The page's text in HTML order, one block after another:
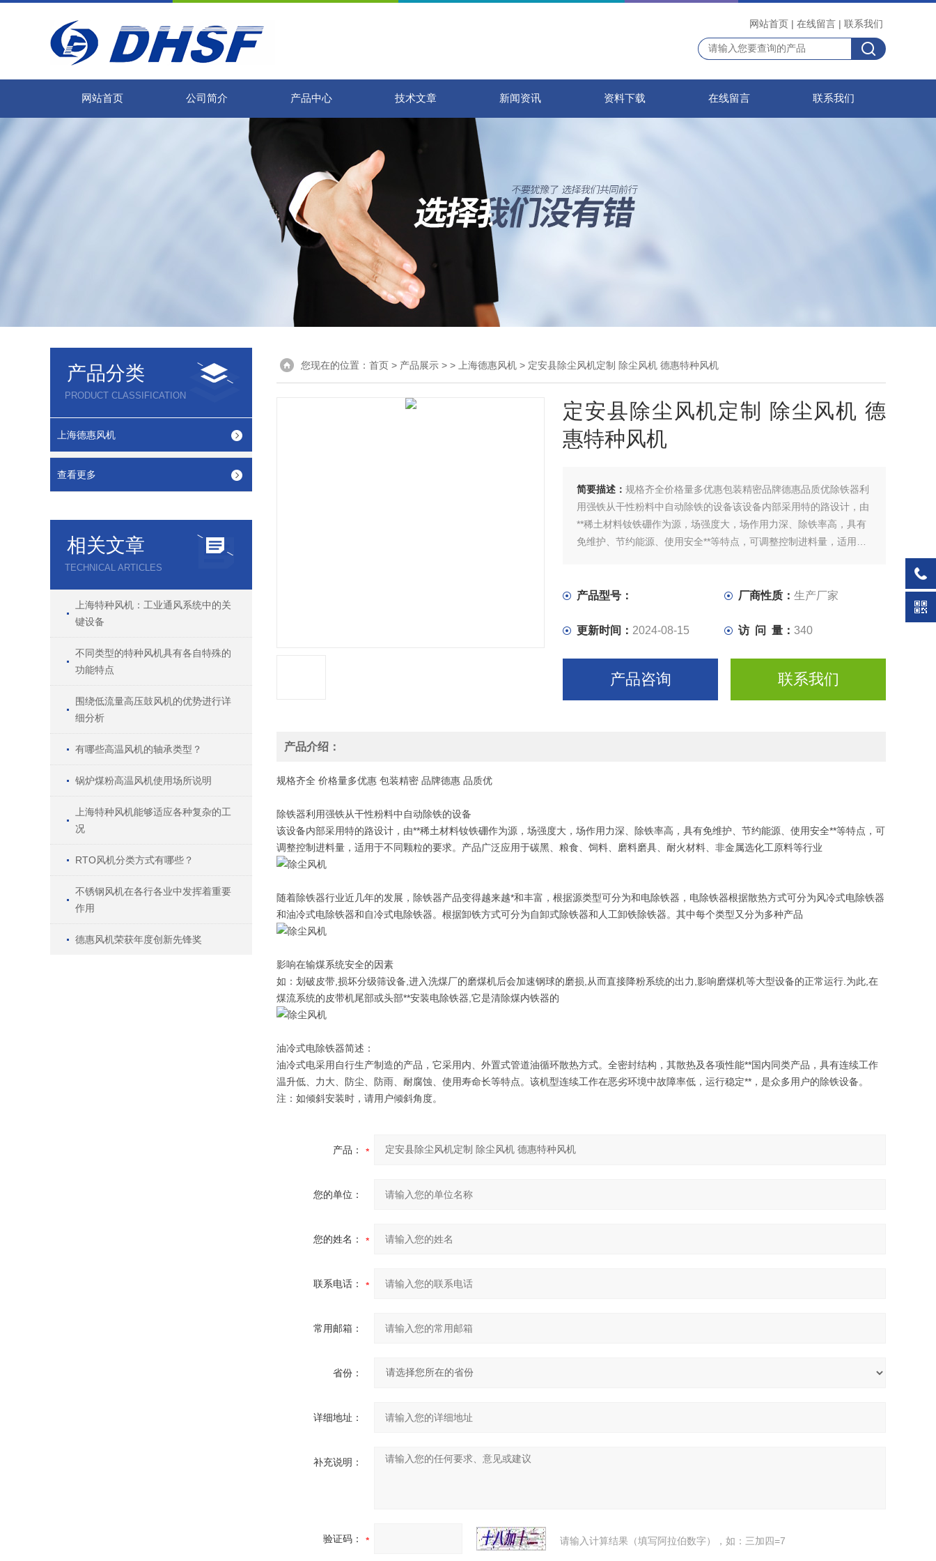
网站首页 | 在线留言 | 联系我们
网站首页 公司简介 产品中心 技术文章 新闻资讯 资料下载 在线留言 联系我们
产品分类
PRODUCT CLASSIFICATION
上海德惠风机
查看更多
相关文章
TECHNICAL ARTICLES
上海特种风机：工业通风系统中的关
键设备
不同类型的特种风机具有各自特殊的
功能特点
围绕低流量高压鼓风机的优势进行详
细分析
有哪些高温风机的轴承类型？
锅炉煤粉高温风机使用场所说明
上海特种风机能够适应各种复杂的工
况
RTO风机分类方式有哪些？
不锈钢风机在各行各业中发挥着重要
作用
德惠风机荣获年度创新先锋奖
您现在的位置： 首页 > 产品展示 > > 上海德惠风机 > 定安县除尘风机定制 除尘风机 德惠特种风机
定安县除尘风机定制 除尘风机 德
惠特种风机
简要描述：规格齐全价格量多优惠包装精密品牌德惠品质优除铁器利
用强铁从干性粉料中自动除铁的设备该设备内部采用特的路设计，由
**稀土材料钕铁硼作为源，场强度大，场作用力深、除铁率高，具有
免维护、节约能源、使用安全**等特点，可调整控制进料量，适用于
产品型号： 厂商性质：生产厂家
更新时间： 2024-08-15 访 问 量：340
产品咨询 联系我们
产品介绍：
规格齐全 价格量多优惠 包装精密 品牌德惠 品质优
除铁器利用强铁从干性粉料中自动除铁的设备
该设备内部采用特的路设计，由**稀土材料钕铁硼作为源，场强度大，场作用力深、除铁率高，具有免维护、节约能源、使用安全**等特点，可
调整控制进料量，适用于不同颗粒的要求。产品广泛应用于碳黑、粮食、饲料、磨料磨具、耐火材料、非金属选化工原料等行业
随着除铁器行业近几年的发展，除铁器产品变得越来越*和丰富，根据源类型可分为和电除铁器，电除铁器根据散热方式可分为风冷式电除铁器
和油冷式电除铁器和自冷式电除铁器。根据卸铁方式可分为自卸式除铁器和人工卸铁除铁器。其中每个类型又分为多种产品
影响在输煤系统安全的因素
如：划破皮带,损坏分级筛设备,进入洗煤厂的磨煤机后会加速钢球的磨损,从而直接降粉系统的出力,影响磨煤机等大型设备的正常运行.为此,在
煤流系统的皮带机尾部或头部**安装电除铁器,它是清除煤内铁器的
油冷式电除铁器简述：
油冷式电采用自行生产制造的产品，它采用内、外置式管道油循环散热方式。全密封结构，其散热及各项性能**国内同类产品，具有连续工作
温升低、力大、防尘、防雨、耐腐蚀、使用寿命长等特点。该机型连续工作在恶劣环境中故障率低，运行稳定**，是众多用户的除铁设备。
注：如倾斜安装时，请用户倾斜角度。
产品：
您的单位：
您的姓名：
联系电话：
常用邮箱：
省份：
详细地址：
补充说明：
验证码： 请输入计算结果（填写阿拉伯数字），如：三加四=7